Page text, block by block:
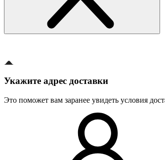
Укажите адрес доставки
Это поможет вам заранее увидеть условия